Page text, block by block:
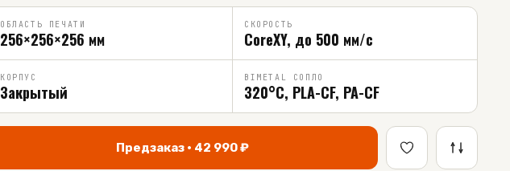
ОБЛАСТЬ ПЕЧАТИ
256×256×256 мм
СКОРОСТЬ
CoreXY, до 500 мм/с
КОРПУС
Закрытый
BIMETAL СОПЛО
320°C, PLA-CF, PA-CF
Предзаказ · 42 990₽